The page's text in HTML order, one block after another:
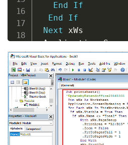
End
If
End
If
Next xWs
Application.
MsgBox "Sheet “
End Sub